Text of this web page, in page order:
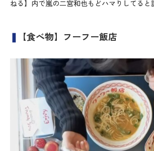
ねる】内で嵐の二宮和也もどハマりしてると
❚ 【食べ物】フーフー飯店